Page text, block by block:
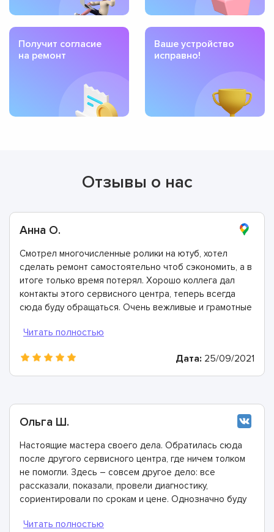
Получит согласие
на ремонт
Ваше устройство
исправно!
Отзывы о нас
Анна О.
Смотрел многочисленные ролики на ютуб, хотел
сделать ремонт самостоятельно чтоб сэкономить, а в
итоге только время потерял. Хорошо коллега дал
контакты этого сервисного центра, теперь всегда
сюда буду обращаться. Очень вежливые и грамотные
гарантию.
Дата: 25/09/2021
Ольга Ш.
Настоящие мастера своего дела. Обратилась сюда
после другого сервисного центра, где ничем толком
не помогли. Здесь – совсем другое дело: все
рассказали, показали, провели диагностику,
сориентировали по срокам и цене. Однозначно буду